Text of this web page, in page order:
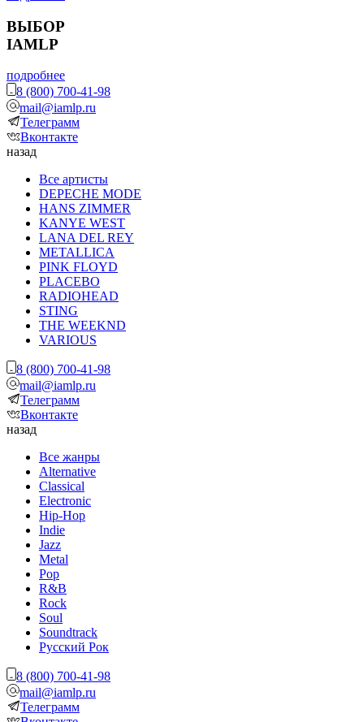
ВЫБОР
IAMLP
подробнее
8 (800) 700-41-98
mail@iamlp.ru
Телеграмм
Вконтакте
назад
Все артисты
DEPECHE MODE
HANS ZIMMER
KANYE WEST
LANA DEL REY
METALLICA
PINK FLOYD
PLACEBO
RADIOHEAD
STING
THE WEEKND
VARIOUS
8 (800) 700-41-98
mail@iamlp.ru
Телеграмм
Вконтакте
назад
Все жанры
Alternative
Classical
Electronic
Hip-Hop
Indie
Jazz
Metal
Pop
R&B
Rock
Soul
Soundtrack
Русский Рок
8 (800) 700-41-98
mail@iamlp.ru
Телеграмм